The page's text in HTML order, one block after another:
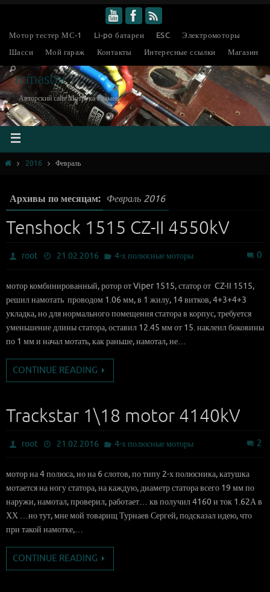
Мотор тестер МС-1 Li-po батареи ESC
Электромоторы
Шасси
Мой гараж Контакты Интересные ссылки Магазин
rcmaster
Авторский сайт Мотрука Романа
2016 Февраль
Архивы по месяцам: Февраль 2016
Tenshock 1515 CZ-II 4550kV
root 21.02.2016 4-х полюсные моторы 0
мотор комбинированный, ротор от Viper 1515, статор от CZ-II 1515,
решил намотать проводом 1.06 мм, в 1 жилу, 14 витков, 4+3+4+3
укладка, но для нормального помещения статора в корпус, требуется
уменьшение длины статора, оставил 12.45 мм от 15. наклеил боковины
по 1 мм и начал мотать, как раньше, намотал, не…
CONTINUE READING
Trackstar 1\18 motor 4140kV
root 21.02.2016 4-х полюсные моторы 2
мотор на 4 полюса, но на 6 слотов, по типу 2-х полюсника, катушка
мотается на ногу статора, на каждую, диаметр статора всего 19 мм по
наружи, намотал, проверил, работает… кв получил 4160 и ток 1.62А в
ХХ …но тут, мне мой товарищ Турнаев Сергей, подсказал идею, что
при такой намотке,…
CONTINUE READING